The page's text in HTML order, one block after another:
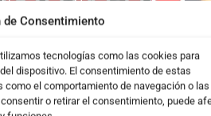
de Consentimiento
tecnologías como las cookies para
dispositivo. El consentimiento de estas
el comportamiento de navegación o las
o retirar el consentimiento, puede
este contenido